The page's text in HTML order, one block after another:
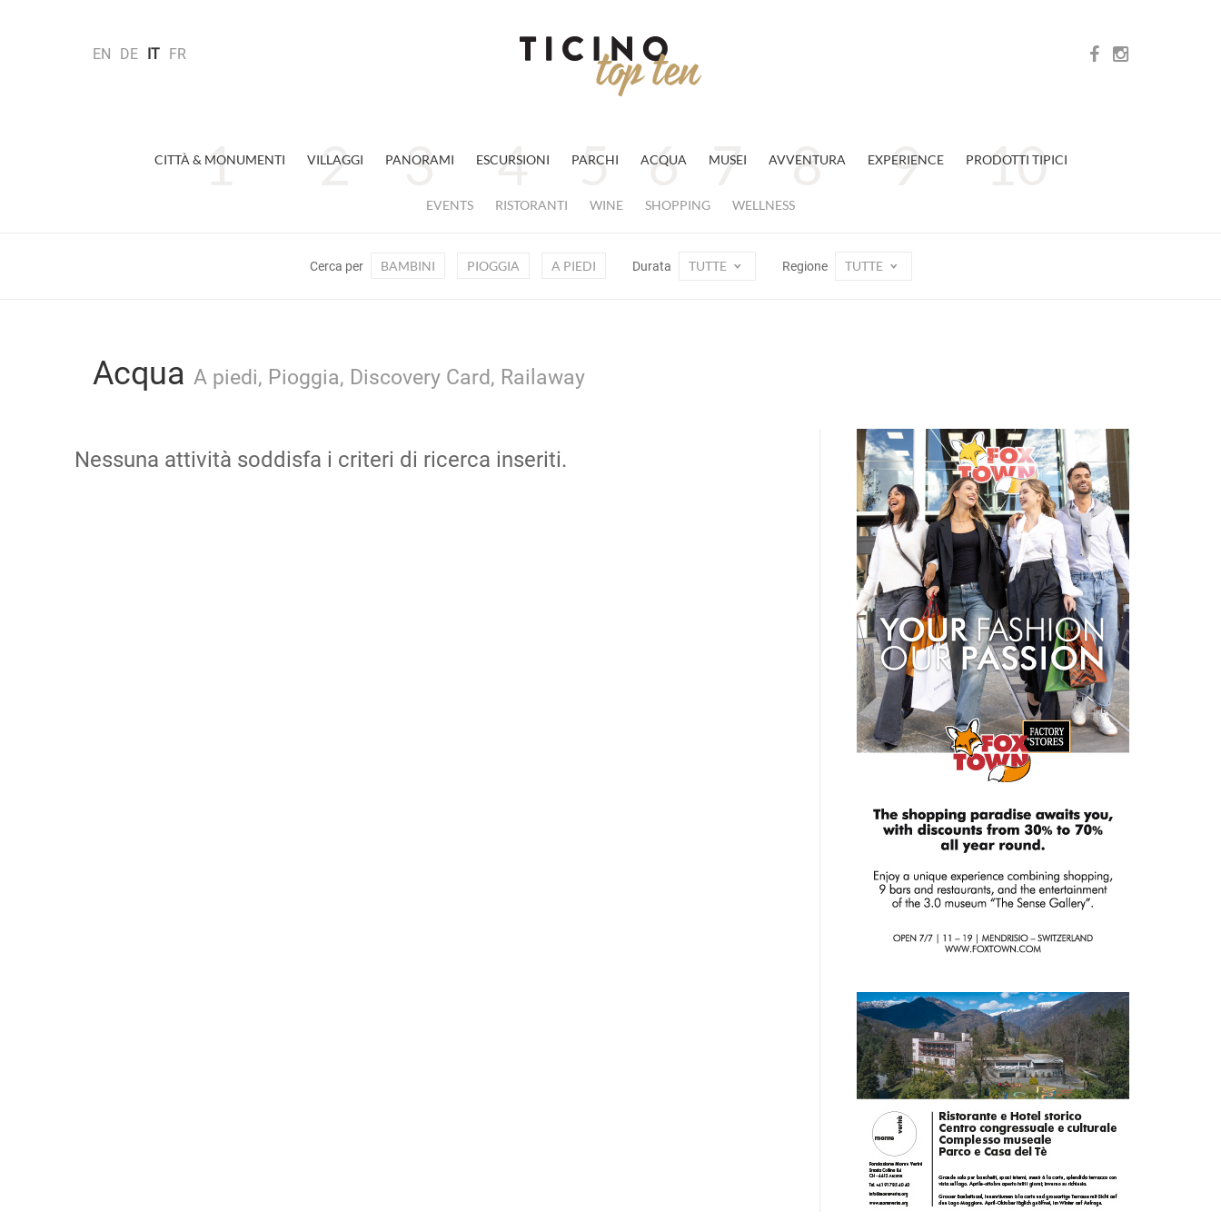
EN DE IT FR
CITTÀ & MONUMENTI VILLAGGI PANORAMI ESCURSIONI PARCHI ACQUA MUSEI AVVENTURA EXPERIENCE PRODOTTI TIPICI
EVENTS RISTORANTI WINE SHOPPING WELLNESS
Cerca per BAMBINI PIOGGIA A PIEDI Durata TUTTE Regione TUTTE
Acqua A piedi, Pioggia, Discovery Card, Railaway
Nessuna attività soddisfa i criteri di ricerca inseriti.